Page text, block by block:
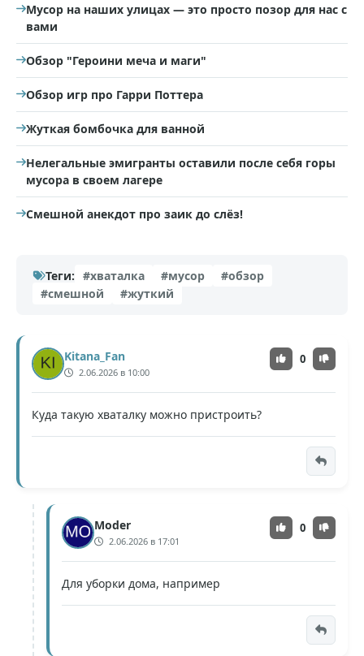
Мусор на наших улицах — это просто позор для нас с
вами
Обзор "Героини меча и маги"
Обзор игр про Гарри Поттера
Жуткая бомбочка для ванной
Нелегальные эмигранты оставили после себя горы
мусора в своем лагере
Смешной анекдот про заик до слёз!
Теги: #хваталка #мусор
#обзор
#смешной
#жуткий
Kitana_Fan
2.06.2026 в 10:00
0
Куда такую хваталку можно пристроить?
Moder
2.06.2026 в 17:01
0
Для уборки дома, например